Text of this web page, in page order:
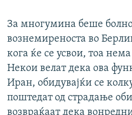
За многумина беше болно
вознемиреноста во
кога ќе се усвои, тоа
Некои велат дека ова
Иран, обидувајќи се
поштедат од страдање
возвраќаат дека